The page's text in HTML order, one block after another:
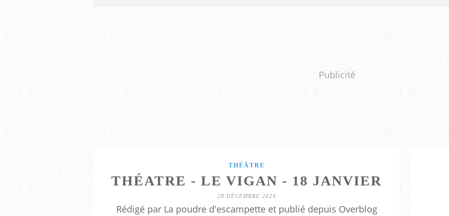
Publicité
THÉÂTRE
THÉATRE - LE VIGAN - 18 JANVIER
28 DÉCEMBRE 2024
Rédigé par La poudre d'escampette et publié depuis Overblog